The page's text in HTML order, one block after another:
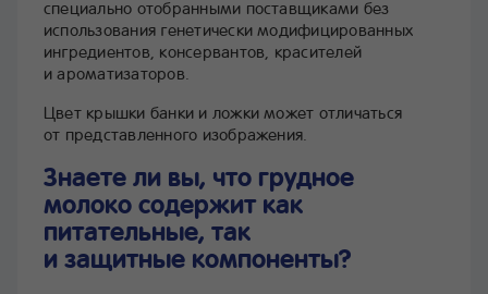
специально отобранными поставщиками без
использования генетически модифицированных
ингредиентов, консервантов, красителей
и ароматизаторов.
Цвет крышки банки и ложки может отличаться
от представленного изображения.
Знаете ли вы, что грудное
молоко содержит как
питательные, так
и защитные компоненты?